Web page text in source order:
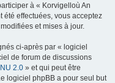
à « Korvigelloù An
été effectuées, vous acceptez
et mises à jour.
ci-après par « logiciel
de forum de discussions
2.0 » et qui peut être
logiciel phpBB a pour seul but